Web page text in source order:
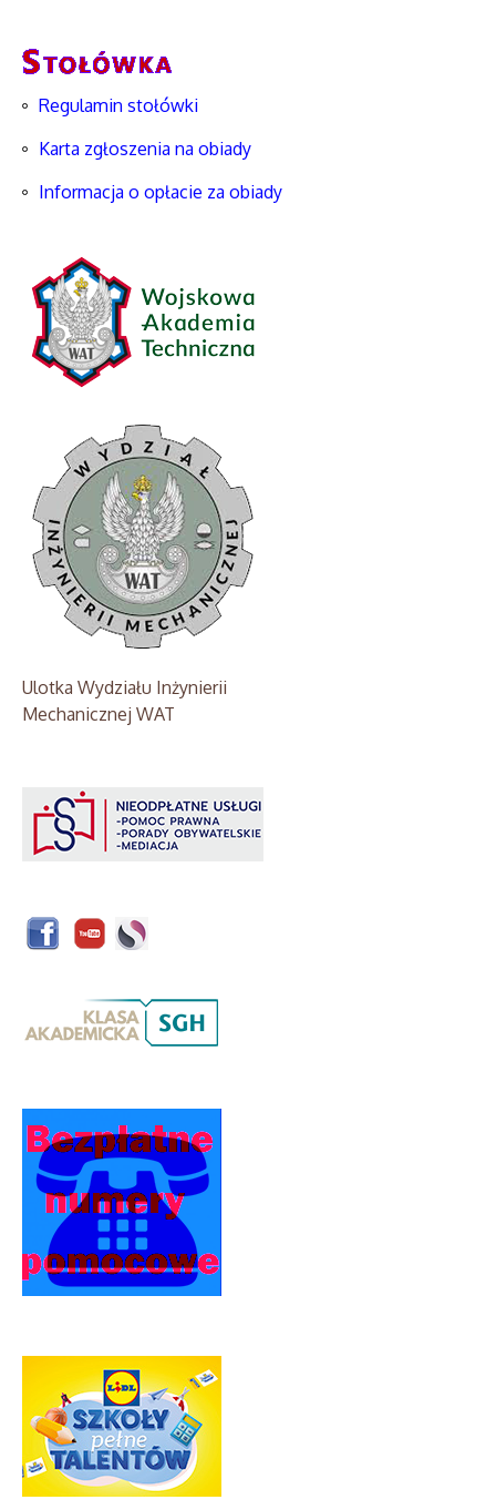
Regulamin stołówki
Karta zgłoszenia na obiady
Informacja o opłacie za obiady
Ulotka Wydziału Inżynierii
Mechanicznej WAT